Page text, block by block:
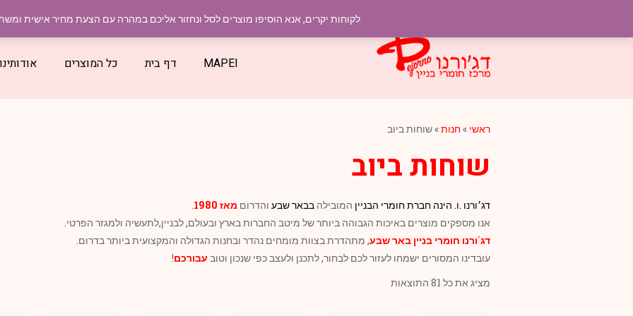
חומרי בניין בבאר שבע והדרום – טלפון :
MAPEI דף בית כל המוצרים אודותינו
ראשי »חנות»שוחות ביוב
שוחות ביוב
דג׳ורנו .ו. הינה חברתחומרי הבניין המובילה בבאר שבע והדרום מאז 1980
.
אנו מספקים מוצרים באיכות הגבוהה ביותר של מיטב החברות בארץ ובעולם, לבניין,לתעשיה ולמגזר הפרטי.
דג´ורנו חומרי בניין באר שבע, מתהדרת בצוות מומחים נהדר ובחנות הגדולה והמקצועית ביותר בדרום.
עובדינו המסורים ישמחו לעזור לכם לבחור, לתכנן ולעצב כפי שנכון וטוב עבורכם!
מציג את כל 81 התוצאות
לקוחות יקרים, אנא הוסיפו מוצרים לסל ונחזור אליכם במהרה עם הצעת מחיר אישית